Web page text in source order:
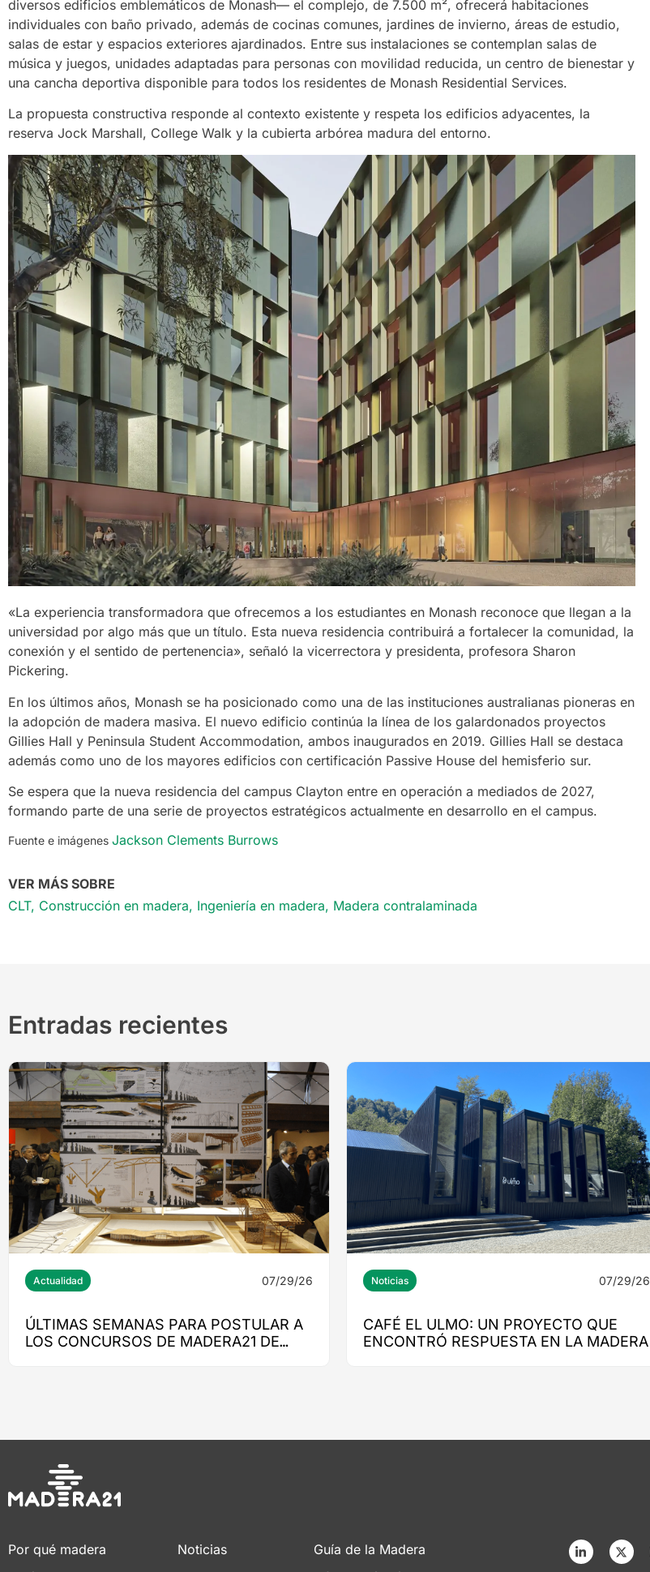
diversos edificios emblemáticos de Monash— el complejo, de 7.500 m², ofrecerá habitaciones
individuales con baño privado, además de cocinas comunes, jardines de invierno, áreas de estudio,
salas de estar y espacios exteriores ajardinados. Entre sus instalaciones se contemplan salas de
música y juegos, unidades adaptadas para personas con movilidad reducida, un centro de bienestar y
una cancha deportiva disponible para todos los residentes de Monash Residential Services.
La propuesta constructiva responde al contexto existente y respeta los edificios adyacentes, la
reserva Jock Marshall, College Walk y la cubierta arbórea madura del entorno.
«La experiencia transformadora que ofrecemos a los estudiantes en Monash reconoce que llegan a la
universidad por algo más que un título. Esta nueva residencia contribuirá a fortalecer la comunidad, la
conexión y el sentido de pertenencia», señaló la vicerrectora y presidenta, profesora Sharon
Pickering.
En los últimos años, Monash se ha posicionado como una de las instituciones australianas pioneras en
la adopción de madera masiva. El nuevo edificio continúa la línea de los galardonados proyectos
Gillies Hall y Peninsula Student Accommodation, ambos inaugurados en 2019. Gillies Hall se destaca
además como uno de los mayores edificios con certificación Passive House del hemisferio sur.
Se espera que la nueva residencia del campus Clayton entre en operación a mediados de 2027,
formando parte de una serie de proyectos estratégicos actualmente en desarrollo en el campus.
Fuente e imágenes Jackson Clements Burrows
VER MÁS SOBRE
CLT, Construcción en madera, Ingeniería en madera, Madera contralaminada
Entradas recientes
Actualidad 07/29/26
ÚLTIMAS SEMANAS PARA POSTULAR A
LOS CONCURSOS DE MADERA21 DE
Noticias 07/29/26
CAFÉ EL ULMO: UN PROYECTO QUE
ENCONTRÓ RESPUESTA EN LA MADERA
Por qué madera
Noticias
Guía de la Madera